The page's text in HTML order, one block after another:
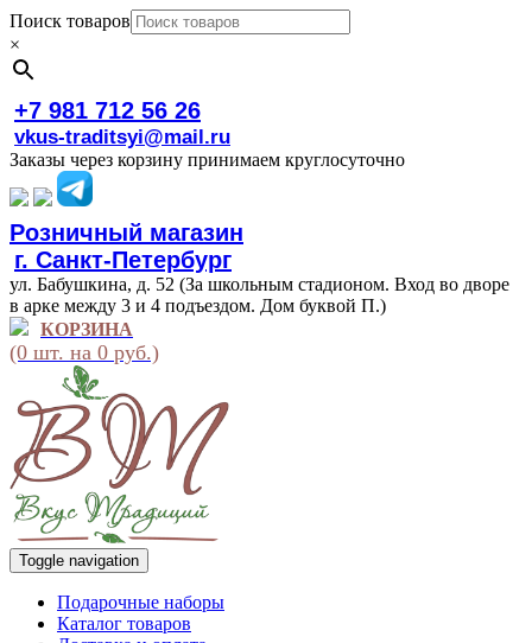
Поиск товаров
×
+7 981 712 56 26
vkus-traditsyi@mail.ru
Заказы через корзину принимаем круглосуточно
Розничный магазин
г. Санкт-Петербург
ул. Бабушкина, д. 52 (За школьным стадионом. Вход во дворе
в арке между 3 и 4 подъездом. Дом буквой П.)
КОРЗИНА
(0 шт. на 0 руб.)
Toggle navigation
Подарочные наборы
Каталог товаров